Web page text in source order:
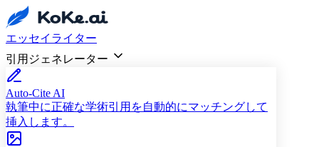
エッセイライター
引用ジェネレーター
Auto-Cite AI
執筆中に正確な学術引用を自動的にマッチングして
挿入します。